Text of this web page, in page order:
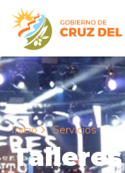
Inicio Servicios